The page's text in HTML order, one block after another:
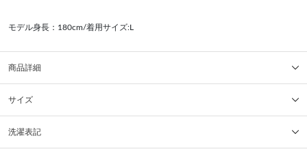
モデル身長：180cm/着用サイズ:L
商品詳細
サイズ
洗濯表記